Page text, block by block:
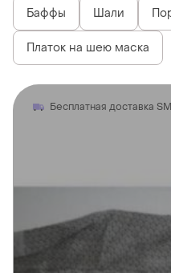
Баффы Шали
Платок на шею маска
Бесплатная доставка